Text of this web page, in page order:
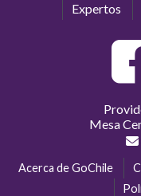
Expertos
Mesa
Acerca de GoChile